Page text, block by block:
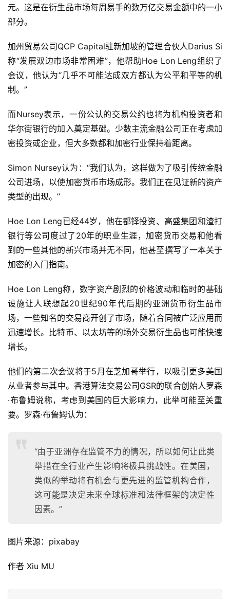
元。这是在衍生品市场每周易手的数万亿交易金额中的一小
部分。
加州贸易公司QCP Capital驻新加坡的管理合伙人Darius Si
称“发展双边市场非常困难”，他帮助Hoe Lon Leng组织了
会议，他认为“几乎不可能达成双方都认为公平和平等的机
制。”
而Nursey表示，一份公认的交易公约也将为机构投资者和
华尔街银行的加入奠定基础。少数主流金融公司正在考虑加
密投资或企业，但大多数都和加密行业保持着距离。
Simon Nursey认为：“我们认为，这样做为了吸引传统金融
公司进场，以使加密货币市场成形。我们正在见证新的资产
类型的出现。”
Hoe Lon Leng已经44岁，他在都铎投资、高盛集团和渣打
银行等公司度过了20年的职业生涯，加密货币交易和他看
到的一些其他的新兴市场并无不同，他甚至撰写了一本关于
加密的入门指南。
Hoe Lon Leng称，数字资产剧烈的价格波动和临时的基础
设施让人联想起20世纪90年代后期的亚洲货币衍生品市
场，一些知名的交易商开创了市场，随着合同被广泛应用而
迅速增长。比特币、以太坊等的场外交易衍生品也可能快速
增长。
他们的第二次会议将于5月在芝加哥举行，以吸引更多美国
从业者参与其中。香港算法交易公司GSR的联合创始人罗森
·布鲁姆说称，考虑到美国的巨大影响力，此举可能至关重
要。罗森·布鲁姆认为：
“由于亚洲存在监管不力的情况，所以如何让此类
举措在全行业产生影响将极具挑战性。在美国，
类似的举动将有机会与更先进的监管机构合作，
这可能是决定未来全球标准和法律框架的决定性
因素。”
图片来源：pixabay
作者 Xiu MU